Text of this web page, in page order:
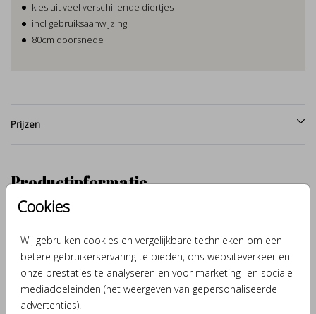
Cookies
Wij gebruiken cookies en vergelijkbare technieken om een
betere gebruikerservaring te bieden, ons websiteverkeer en
onze prestaties te analyseren en voor marketing- en sociale
mediadoeleinden (het weergeven van gepersonaliseerde
advertenties).
kies uit veel verschillende diertjes
incl gebruiksaanwijzing
80cm doorsnede
Prijzen
Productinformatie
Omschrijving
Behangcirkel met een illustratie van een sterrenbeeld naar keuze.
Verander het sterrenbeeld in de bibliotheek. Deze behangcirkel
heeft een doorsnede van 80cm en is helemaal naar eigen wens
aan te passen